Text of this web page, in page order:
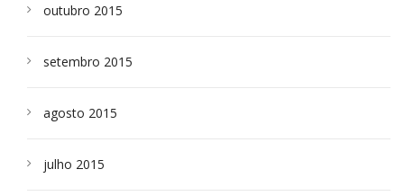
outubro 2015
setembro 2015
agosto 2015
julho 2015